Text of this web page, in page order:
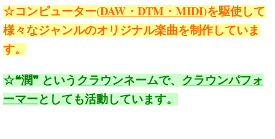
☆コンピューター(DAW・DTM・MIDI)を駆使して
様々なジャンルのオリジナル楽曲を制作していま
す。
☆❝潤❞ という クラウンネームで、 クラウンパフォ
ーマーとしても活動しています。